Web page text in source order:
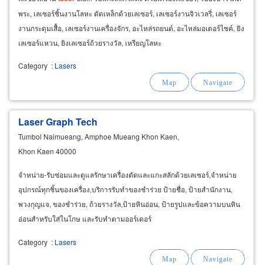
พระ, เลเซอร์ชิ้นงานโลหะ ตัดเหล็กด้วยเลเซอร์, เลเซอร์งานจิวเวลรี่, เลเซอร์
งานกระดุมเสื้อ, เลเซอร์งานเครื่องจักร, อะไหล่รถยนต์, อะไหล่มอเตอร์ไซค์, ยิง
เลเซอร์แหวน, ยิงเลเซอร์ถ้วยรางวัล, เหรียญโลหะ
Category : Lasers
Laser Graph Tech
Tumbol Naimueang, Amphoe Mueang Khon Kaen,
Khon Kaen 40000
จำหน่าย-รับซ่อมและดูแลรักษาเครื่องตัดและแกะสลักด้วยเลเซอร์,จำหน่าย
อุปกรณ์ทุกชิ้นของเครื่อง,บริการรับทำของชำร่วย ป้ายชื่อ, ป้ายสำนักงาน,
พวงกุญแจ, ของชำร่วย, ถ้วยรางวัล,ป้ายหินอ่อน, ป้ายรูปและข้อความบนหิน
อ่อนสำหรับใส่ในโกษ และรับทำตามออร์เดอร์
Category : Lasers